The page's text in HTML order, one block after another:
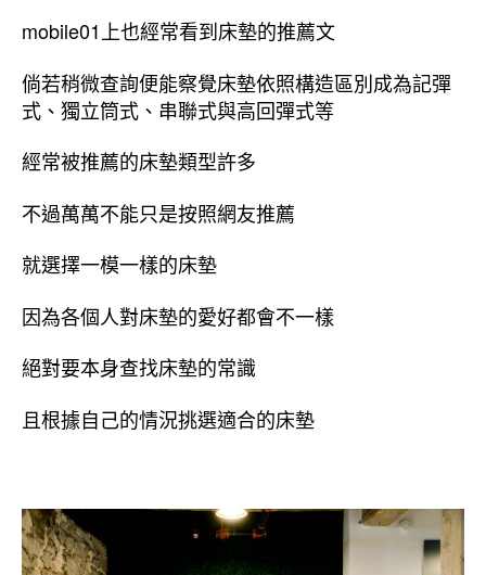
mobile01上也經常看到床墊的推薦文
倘若稍微查詢便能察覺床墊依照構造區別成為記彈
式、獨立筒式、串聯式與高回彈式等
經常被推薦的床墊類型許多
不過萬萬不能只是按照網友推薦
就選擇一模一樣的床墊
因為各個人對床墊的愛好都會不一樣
絕對要本身查找床墊的常識
且根據自己的情況挑選適合的床墊